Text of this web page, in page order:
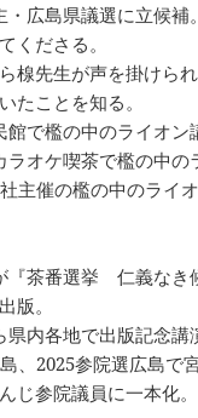
広島県議選に立候補
くださる。
楾先生が声を掛けら
たことを知る。
で檻の中のライオン
オケ喫茶で檻の中の
催の檻の中のライ
茶番選挙 仁義なき候
版。
地で出版記念講
2025参院選広島で
じ参院議員に一本化。